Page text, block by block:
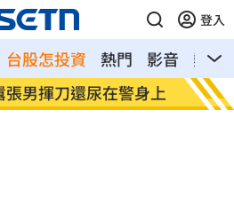
登入
台股怎投資 熱門 影音
熱搜
白對決！神級舞台炸
獨／
掌